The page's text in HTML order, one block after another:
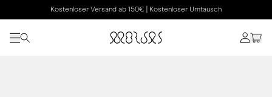
Kostenloser Versand ab 150€ | Kostenloser Umtausch